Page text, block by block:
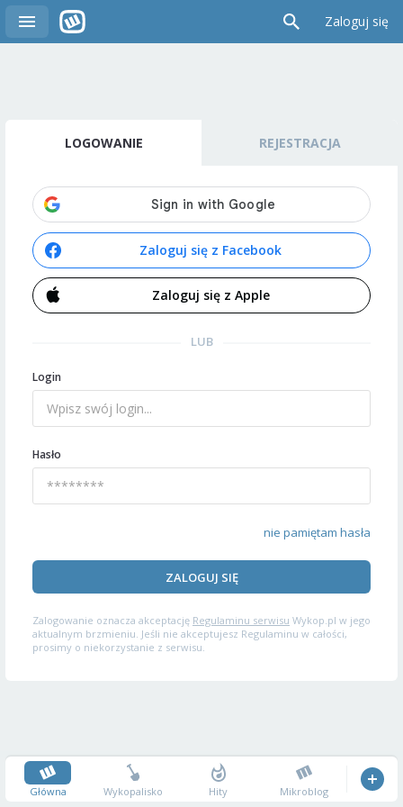
Zaloguj się
LOGOWANIE REJESTRACJA
Zaloguj się z Facebook
Zaloguj się z Apple
LUB
Login
Hasło
nie pamiętam hasła
ZALOGUJ SIĘ
Zalogowanie oznacza akceptację Regulaminu serwisu Wykop.pl w jego
aktualnym brzmieniu. Jeśli nie akceptujesz Regulaminu w całości,
prosimy o niekorzystanie z serwisu.
Główna Wykopalisko Hity Mikroblog